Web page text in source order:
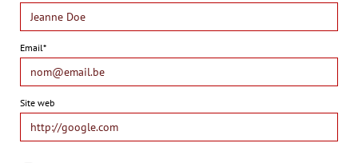
Email*
Site web